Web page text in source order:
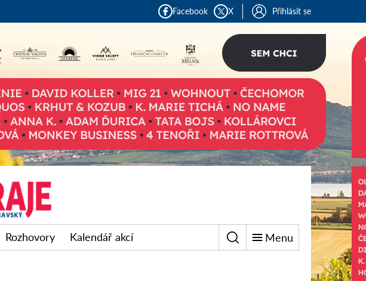
Facebook X Přihlásit se
Rozhovory Kalendář akcí Menu